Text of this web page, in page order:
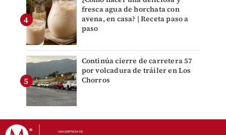
fresca agua de horchata con
avena, en casa? | Receta paso a
paso
Continúa cierre de carretera 57
por volcadura de tráiler en Los
Chorros